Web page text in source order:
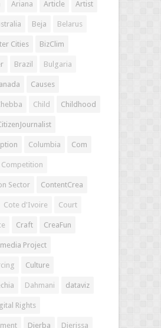
Ariana Article Artist
Beja Belarus
Cities BizClim
Brazil Bulgaria
Causes
Child Childhood
Columbia Com
Competition
Sector ContentCrea
Cote d'Ivoire Court
Craft CreaFun
Project
Culture
Dahmani dataviz
Rights
Djerba Djerissa